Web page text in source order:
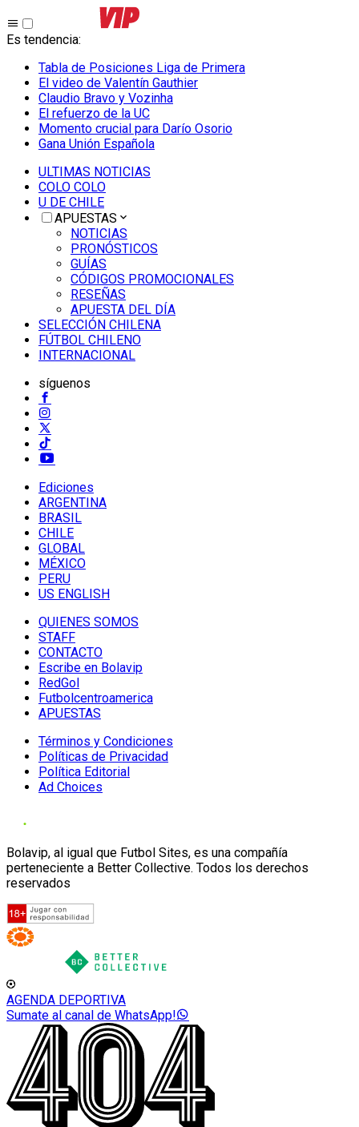
Es tendencia:
Tabla de Posiciones Liga de Primera
El video de Valentín Gauthier
Claudio Bravo y Vozinha
El refuerzo de la UC
Momento crucial para Darío Osorio
Gana Unión Española
ULTIMAS NOTICIAS
COLO COLO
U DE CHILE
APUESTAS
NOTICIAS
PRONÓSTICOS
GUÍAS
CÓDIGOS PROMOCIONALES
RESEÑAS
APUESTA DEL DÍA
SELECCIÓN CHILENA
FÚTBOL CHILENO
INTERNACIONAL
síguenos
Ediciones
ARGENTINA
BRASIL
CHILE
GLOBAL
MÉXICO
PERU
US ENGLISH
QUIENES SOMOS
STAFF
CONTACTO
Escribe en Bolavip
RedGol
Futbolcentroamerica
APUESTAS
Términos y Condiciones
Políticas de Privacidad
Política Editorial
Ad Choices
Bolavip, al igual que Futbol Sites, es una compañía
perteneciente a Better Collective. Todos los derechos
reservados
AGENDA DEPORTIVA
Sumate al canal de WhatsApp!